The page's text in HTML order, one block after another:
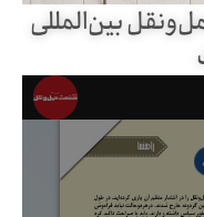
بین‌المللی